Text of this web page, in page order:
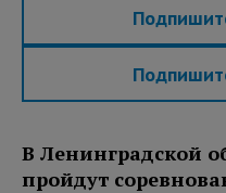
В Ленинградской
пройдут